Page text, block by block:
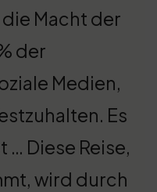
Macht der
der
Medien,
Es
… Diese Reise,
wird durch